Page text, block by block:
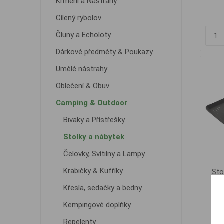
Cílený rybolov
Čluny a Echoloty
Dárkové předměty & Poukazy
Umělé nástrahy
Oblečení & Obuv
Camping & Outdoor
Bivaky a Přístřešky
Stolky a nábytek
Čelovky, Svítilny a Lampy
Krabičky & Kufříky
Křesla, sedačky a bedny
Kempingové doplňky
Repelenty